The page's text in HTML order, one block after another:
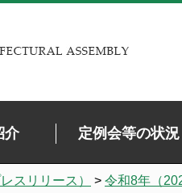
介 定例会等の状況
スリリース） > 令和8年（